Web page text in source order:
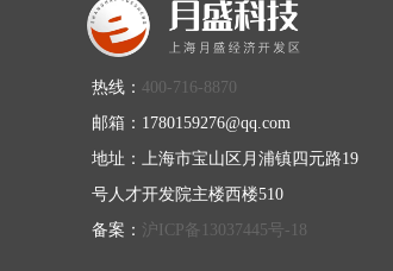
热线： 400-716-8870
邮箱：1780159276@qq.com
地址：上海市宝山区月浦镇四元路19
号人才开发院主楼西楼510
备案： 沪ICP备13037445号-18